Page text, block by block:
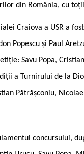
din România, cu
Craiova a USR a
Popescu și Paul
Savu Popa,
a Turnirului de la
Pătrășconiu,
concursului,